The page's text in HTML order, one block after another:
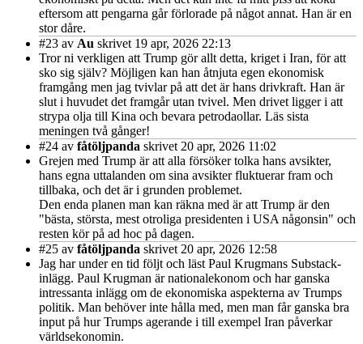
eftersom att pengarna går förlorade på något annat. Han är en
stor dåre.
#23 av Au skrivet 19 apr, 2026 22:13
Tror ni verkligen att Trump gör allt detta, kriget i Iran, för att
sko sig själv? Möjligen kan han åtnjuta egen ekonomisk
framgång men jag tvivlar på att det är hans drivkraft. Han är
slut i huvudet det framgår utan tvivel. Men drivet ligger i att
strypa olja till Kina och bevara petrodaollar. Läs sista
meningen två gånger!
#24 av fåtöljpanda skrivet 20 apr, 2026 11:02
Grejen med Trump är att alla försöker tolka hans avsikter,
hans egna uttalanden om sina avsikter fluktuerar fram och
tillbaka, och det är i grunden problemet.
Den enda planen man kan räkna med är att Trump är den
"bästa, största, mest otroliga presidenten i USA någonsin" och
resten kör på ad hoc på dagen.
#25 av fåtöljpanda skrivet 20 apr, 2026 12:58
Jag har under en tid följt och läst Paul Krugmans Substack-
inlägg. Paul Krugman är nationalekonom och har ganska
intressanta inlägg om de ekonomiska aspekterna av Trumps
politik. Man behöver inte hålla med, men man får ganska bra
input på hur Trumps agerande i till exempel Iran påverkar
världsekonomin.